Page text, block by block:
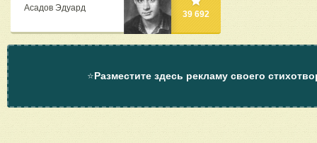
Асадов Эдуард
39 692
⭐Разместите здесь рекламу своего